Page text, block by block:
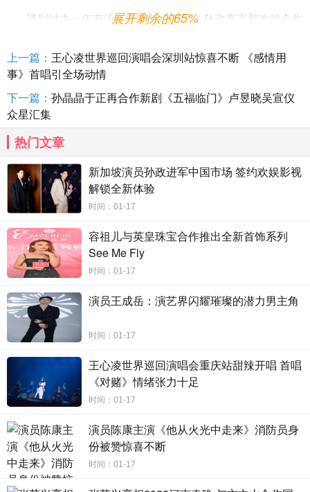
谈到过去一年有没有实现什么愿望，孙政直言和欢娱合作
中国来拍戏。毫无疑问，和欢娱合作是孙政事业版图扩张的
良好开端，而这一机会离不开孙政作品和人气的积累。从电
影《七天》首登大荧幕一人分饰两角，到饰演悬疑剧《密
宅》中的男主梁文辉，再到《金色大道》中首次饰演反派，
亦正亦邪的演绎好评连连……孙政在
年接连交出了令观
众满意的答卷，也在演艺事业上不断挑战，突破自我。
而除了演戏，外形条件极为优秀的孙政，时尚资源也接踵
了诸如BOSS、鬼塚虎、米兰等时装周，俨然成为了当地时尚
界的宠儿。
展开剩余的65%
上一篇： 王心凌世界巡回演唱会深圳站惊喜不断 《感情用
事》首唱引全场动情
下一篇： 孙晶晶于正再合作新剧《五福临门》卢昱晓吴宣仪
众星汇集
热门文章
新加坡演员孙政进军中国市场 签约欢娱影视
解锁全新体验
时间：01-17
容祖儿与英皇珠宝合作推出全新首饰系列
See Me Fly
时间：01-17
演员王成岳：演艺界闪耀璀璨的潜力男主角
时间：01-17
王心凌世界巡回演唱会重庆站甜辣开唱 首唱
《对赌》情绪张力十足
时间：01-17
演员陈康主演《他从火光中走来》消防员身
份被赞惊喜不断
时间：01-17